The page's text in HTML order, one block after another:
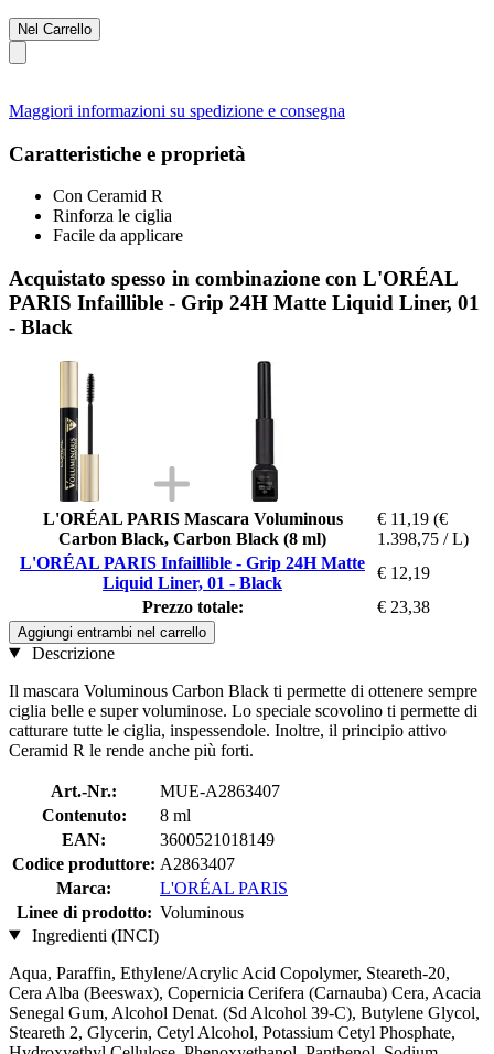
Nel Carrello
Maggiori informazioni su spedizione e consegna
Caratteristiche e proprietà
Con Ceramid R
Rinforza le ciglia
Facile da applicare
Acquistato spesso in combinazione con L'ORÉAL
PARIS Infaillible - Grip 24H Matte Liquid Liner, 01
- Black
L'ORÉAL PARIS Mascara Voluminous
Carbon Black, Carbon Black (8 ml)
€ 11,19 (€
1.398,75 / L)
L'ORÉAL PARIS Infaillible - Grip 24H Matte
Liquid Liner, 01 - Black
€ 12,19
Prezzo totale:
€ 23,38
Aggiungi entrambi nel carrello
Descrizione
Il mascara Voluminous Carbon Black ti permette di ottenere sempre
ciglia belle e super voluminose. Lo speciale scovolino ti permette di
catturare tutte le ciglia, inspessendole. Inoltre, il principio attivo
Ceramid R le rende anche più forti.
Art.-Nr.:
MUE-A2863407
Contenuto:
8 ml
EAN:
3600521018149
Codice produttore: A2863407
Marca:
L'ORÉAL PARIS
Linee di prodotto: Voluminous
Ingredienti (INCI)
Aqua, Paraffin, Ethylene/Acrylic Acid Copolymer, Steareth-20,
Cera Alba (Beeswax), Copernicia Cerifera (Carnauba) Cera, Acacia
Senegal Gum, Alcohol Denat. (Sd Alcohol 39-C), Butylene Glycol,
Steareth 2, Glycerin, Cetyl Alcohol, Potassium Cetyl Phosphate,